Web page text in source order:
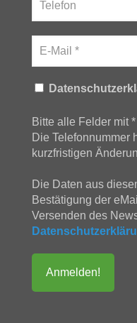
Bitte alle Felder mit
Die Telefonnummer
kurzfristigen
Die Daten aus
Bestätigung der
Versenden des